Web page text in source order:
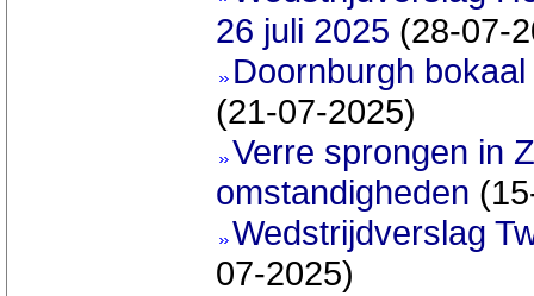
26 juli 2025 (28-07-
Doornburgh
(21-07-2025)
Verre sprongen in
omstandigheden
Wedstrijdverslag
07-2025)